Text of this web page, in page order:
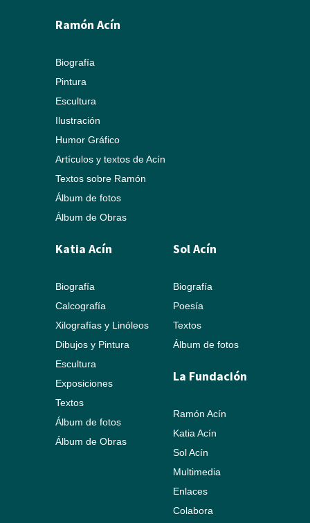
Ramón Acín
Biografía
Pintura
Escultura
Ilustración
Humor Gráfico
Artículos y textos de Acín
Textos sobre Ramón
Álbum de fotos
Álbum de Obras
Katia Acín
Biografía
Calcografía
Xilografías y Linóleos
Dibujos y Pintura
Escultura
Exposiciones
Textos
Álbum de fotos
Álbum de Obras
Sol Acín
Biografía
Poesía
Textos
Álbum de fotos
La Fundación
Ramón Acín
Katia Acín
Sol Acín
Multimedia
Enlaces
Colabora